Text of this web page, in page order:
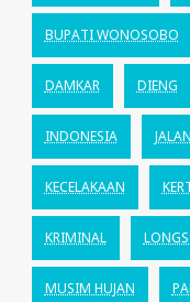
BUPATI WONOSOBO
DAMKAR DIENG
INDONESIA
KECELAKAAN
KRIMINAL
MUSIM HUJAN